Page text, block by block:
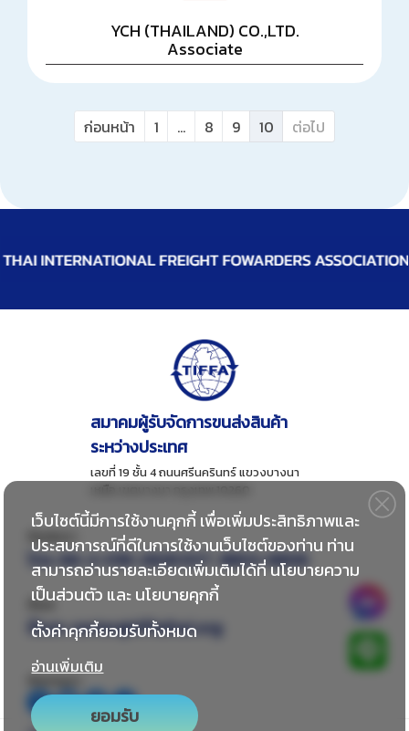
YCH (THAILAND) CO.,LTD.
Associate
ก่อนหน้า 1 ... 8 9 10 ต่อไป
เว็บไซต์นี้มีการใช้งานคุกกี้ เพื่อเพิ่มประสิทธิภาพและ
ประสบการณ์ที่ดีในการใช้งานเว็บไซต์ของท่าน ท่าน
สามารถอ่านรายละเอียดเพิ่มเติมได้ที่นโยบายความ
เป็นส่วนตัว และนโยบายคุกกี้
ตั้งค่าคุกกี้ยอมรับทั้งหมด
อ่านเพิ่มเติม
ยอมรับ
สมาคมผู้รับจัดการขนส่งสินค้า
ระหว่างประเทศ
เลขที่ 19 ชั้น 4 ถนนศรีนครินทร์ แขวงบางนา
เหนือ เขตบางนา กรุงเทพ 10260
ติดต่อเรา
โทร: 66-2-018-2828 EXT. 8802-8806
อีเมล
อีเมล:center@tiffathai.org
ติดตามเรา